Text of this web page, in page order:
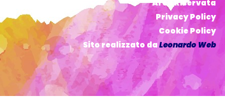
Area Riservata
Privacy Policy
Cookie Policy
Sito realizzato daLeonardo Web